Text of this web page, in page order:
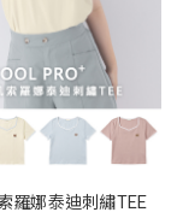
羅娜泰迪刺繡TEE